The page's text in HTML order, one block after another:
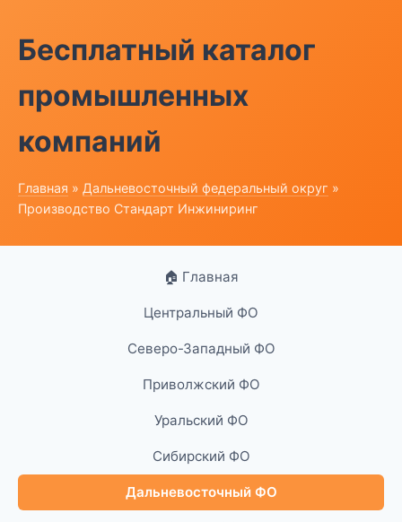
Бесплатный каталог
промышленных
компаний
Главная » Дальневосточный федеральный округ »
Производство Стандарт Инжиниринг
🏠 Главная
Центральный ФО
Северо-Западный ФО
Приволжский ФО
Уральский ФО
Сибирский ФО
Дальневосточный ФО